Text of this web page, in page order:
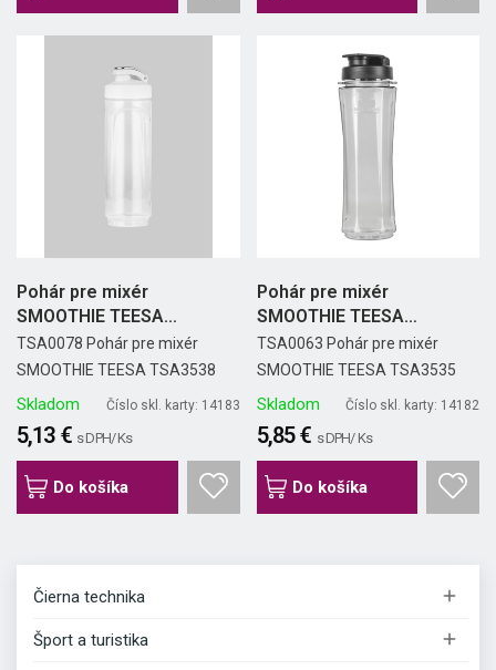
Čierna technika 
Šport a turistika 
Pohár pre mixér
SMOOTHIE TEESA
TSA3538
TSA0078 Pohár pre mixér
SMOOTHIE TEESA TSA3538
Skladom Číslo skl. karty: 14183
5,13 € s DPH/ Ks
Do košíka
Pohár pre mixér
SMOOTHIE TEESA
TSA3535
TSA0063 Pohár pre mixér
SMOOTHIE TEESA TSA3535
Skladom Číslo skl. karty: 14182
5,85 € s DPH/ Ks
Do košíka